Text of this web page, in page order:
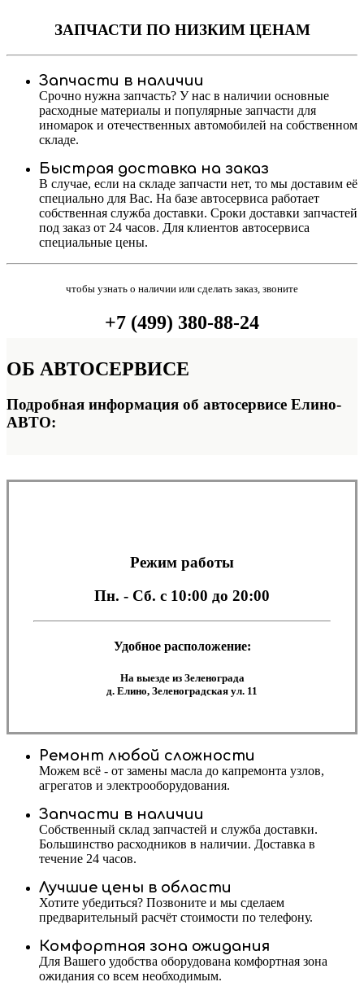
ЗАПЧАСТИПО НИЗКИМ ЦЕНАМ
Запчасти в наличии
Срочно нужна запчасть? У нас в наличии основные
расходные материалы и популярные запчасти для
иномарок и отечественных автомобилей на собственном
складе.
Быстрая доставка на заказ
В случае, если на складе запчасти нет, то мы доставим её
специально для Вас. На базе автосервиса работает
собственная служба доставки. Сроки доставки запчастей
под заказ от 24 часов. Для клиентов автосервиса
специальные цены.
чтобы узнать о наличии или сделать заказ, звоните
+7 (499) 380-88-24
ОБ АВТОСЕРВИСЕ
Подробная информация об автосервисе Елино-
АВТО:
Режим работы
Пн. - Сб. с 10:00 до 20:00
Удобное расположение:
На выезде из Зеленограда
д. Елино, Зеленоградская ул. 11
Ремонт любой сложности
Можем всё - от замены масла до капремонта узлов,
агрегатов и электрооборудования.
Запчасти в наличии
Собственный склад запчастей и служба доставки.
Большинство расходников в наличии. Доставка в
течение 24 часов.
Лучшие цены в области
Хотите убедиться? Позвоните и мы сделаем
предварительный расчёт стоимости по телефону.
Комфортная зона ожидания
Для Вашего удобства оборудована комфортная зона
ожидания со всем необходимым.